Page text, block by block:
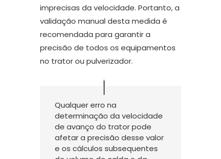
imprecisas da velocidade. Portanto, a
validação manual desta medida é
recomendada para garantir a
precisão de todos os equipamentos
no trator ou pulverizador.
Qualquer erro na
determinação da velocidade
de avanço do trator pode
afetar a precisão desse valor
e os cálculos subsequentes